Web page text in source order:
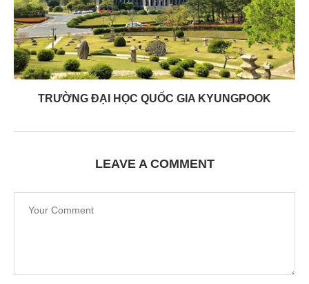
TRƯỜNG ĐẠI HỌC QUỐC GIA KYUNGPOOK
LEAVE A COMMENT